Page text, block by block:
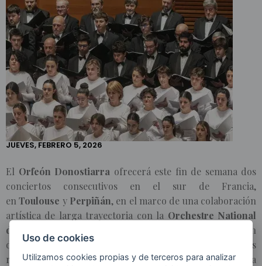
INICIO
ACTUALIDAD
NOTICIAS
EL ORFEÓN
DONOSTIARRA
REGRESA A
TOULOUSE
CON UN
PROGRAMA
EXIGENTE
CON OBRAS
POULENC Y
ACTÚA AL DÍA
SIGUIENTE EN
PERPIÑÁN
JUEVES, FEBRERO 5, 2026
El Orfeón Donostiarra ofrecerá este fin de semana dos
conciertos consecutivos en el sur de Francia,
enToulouse y Perpiñán, en el marco de una colaboración
artística de larga trayectoria con la Orchestre National
du Capitole de Toulouse
. Ambos conciertos estarán
dirigidos porJosep Pons,
una de las figuras más
relevantes de la dirección orquestal europea
Uso de cookies
Utilizamos cookies propias y de terceros para analizar